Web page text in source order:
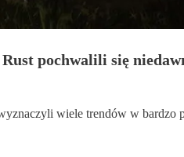
pochwalili się
wiele trendów w